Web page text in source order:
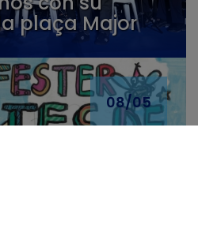
plaça Major
08/05